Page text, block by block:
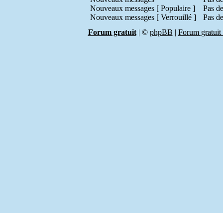
Nouveaux messages [ Populaire ]
Nouveaux messages [ Verrouillé ]
Pas
Pas
Forum gratuit| © phpBB | Forum gratuit